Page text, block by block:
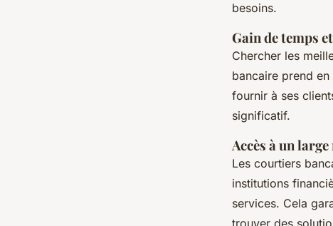
besoins.
Gain de temps
Chercher les
bancaire prend
fournir à ses
significatif.
Accès à un
Les courtiers
institutions
services. Cela